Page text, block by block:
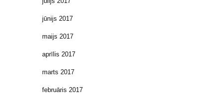
jūnijs 2017
maijs 2017
aprīlis 2017
marts 2017
februāris 2017